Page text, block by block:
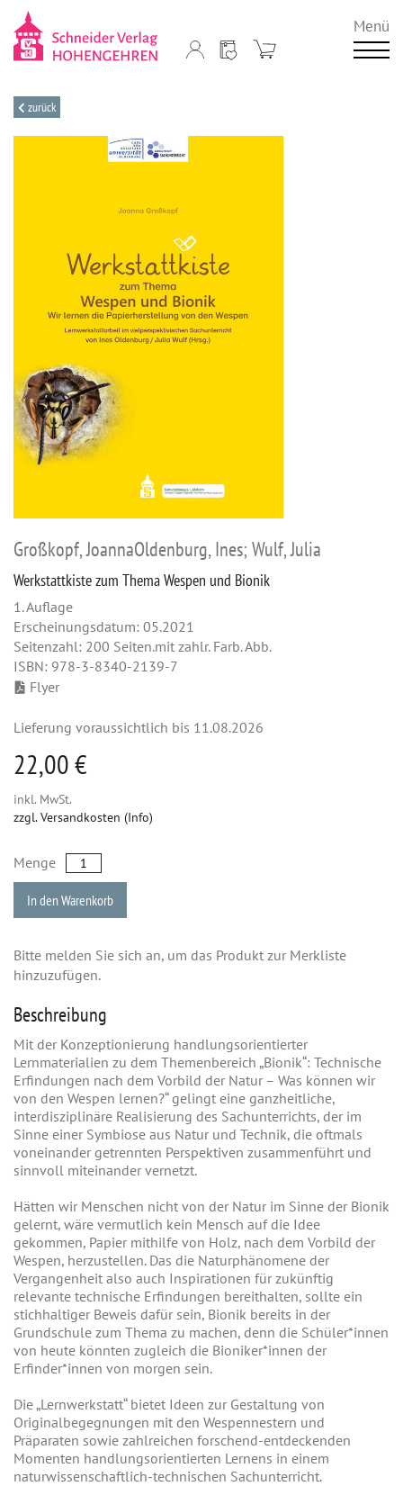
Menü
zurück
Großkopf, JoannaOldenburg, Ines; Wulf, Julia
Werkstattkiste zum Thema Wespen und Bionik
1. Auflage
Erscheinungsdatum: 05.2021
Seitenzahl: 200 Seiten.mit zahlr. Farb. Abb.
ISBN: 978-3-8340-2139-7
Flyer
Lieferung voraussichtlich bis 11.08.2026
22,00 €
inkl. MwSt.
zzgl. Versandkosten (Info)
Menge
In den Warenkorb
Bitte melden Sie sich an, um das Produkt zur Merkliste
hinzuzufügen.
Beschreibung
Mit der Konzeptionierung handlungsorientierter
Lernmaterialien zu dem Themenbereich „Bionik“: Technische
Erfindungen nach dem Vorbild der Natur – Was können wir
von den Wespen lernen?“ gelingt eine ganzheitliche,
interdisziplinäre Realisierung des Sachunterrichts, der im
Sinne einer Symbiose aus Natur und Technik, die oftmals
voneinander getrennten Perspektiven zusammenführt und
sinnvoll miteinander vernetzt.
Hätten wir Menschen nicht von der Natur im Sinne der Bionik
gelernt, wäre vermutlich kein Mensch auf die Idee
gekommen, Papier mithilfe von Holz, nach dem Vorbild der
Wespen, herzustellen. Das die Naturphänomene der
Vergangenheit also auch Inspirationen für zukünftig
relevante technische Erfindungen bereithalten, sollte ein
stichhaltiger Beweis dafür sein, Bionik bereits in der
Grundschule zum Thema zu machen, denn die Schüler*innen
von heute könnten zugleich die Bioniker*innen der
Erfinder*innen von morgen sein.
Die „Lernwerkstatt“ bietet Ideen zur Gestaltung von
Originalbegegnungen mit den Wespennestern und
Präparaten sowie zahlreichen forschend-entdeckenden
Momenten handlungsorientierten Lernens in einem
naturwissenschaftlich-technischen Sachunterricht.